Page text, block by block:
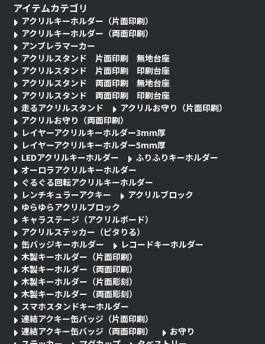
アイテムカテゴリ
アクリルキーホルダー（片面印刷）
アクリルキーホルダー（両面印刷）
アンブレラマーカー
アクリルスタンド 片面印刷 無地台座
アクリルスタンド 片面印刷 印刷台座
アクリルスタンド 両面印刷 無地台座
アクリルスタンド 両面印刷 印刷台座
走るアクリルスタンド
アクリルお守り（片面印刷）
アクリルお守り（両面印刷）
レイヤーアクリルキーホルダー3mm厚
レイヤーアクリルキーホルダー5mm厚
LEDアクリルキーホルダー
ふりふりキーホルダー
オーロラアクリルキーホルダー
ぐるぐる回転アクリルキーホルダー
レンチキュラーアクキー
アクリルブロック
ゆらゆらアクリルブロック
キャラステージ（アクリルボード）
アクリルステッカー（ピタりる）
缶バッジキーホルダー
レコードキーホルダー
木製キーホルダー（片面印刷）
木製キーホルダー（両面印刷）
木製キーホルダー（片面彫刻）
木製キーホルダー（両面彫刻）
スマホスタンドキーホルダー
連結アクキー缶バッジ（片面印刷）
連結アクキー缶バッジ（両面印刷）
お守り